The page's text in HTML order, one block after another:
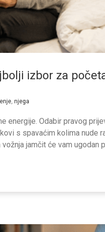
izbor za
, njega
energije. Odabir pravog
s spavaćim kolima nude
jamčit će vam ugodan